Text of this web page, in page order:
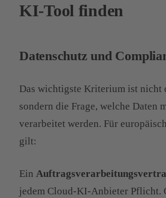
KI-Tool finden
Datenschutz und
Das wichtigste Kriterium ist nicht
sondern die Frage, welche Daten
verarbeitet werden. Für
gilt:
Ein
jedem Cloud-KI-Anbieter Pflicht.